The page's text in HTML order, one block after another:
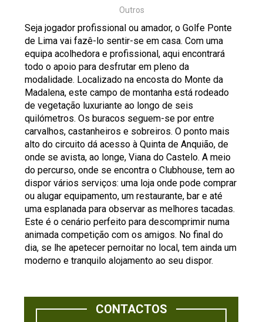
Outros
Seja jogador profissional ou amador, o Golfe Ponte
de Lima vai fazê-lo sentir-se em casa. Com uma
equipa acolhedora e profissional, aqui encontrará
todo o apoio para desfrutar em pleno da
modalidade. Localizado na encosta do Monte da
Madalena, este campo de montanha está rodeado
de vegetação luxuriante ao longo de seis
quilómetros. Os buracos seguem-se por entre
carvalhos, castanheiros e sobreiros. O ponto mais
alto do circuito dá acesso à Quinta de Anquião, de
onde se avista, ao longe, Viana do Castelo. A meio
do percurso, onde se encontra o Clubhouse, tem ao
dispor vários serviços: uma loja onde pode comprar
ou alugar equipamento, um restaurante, bar e até
uma esplanada para observar as melhores tacadas.
Este é o cenário perfeito para descomprimir numa
animada competição com os amigos. No final do
dia, se lhe apetecer pernoitar no local, tem ainda um
moderno e tranquilo alojamento ao seu dispor.
CONTACTOS